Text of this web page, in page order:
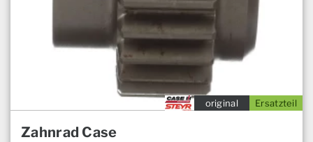
Ersatzteil
original
Zahnrad Case